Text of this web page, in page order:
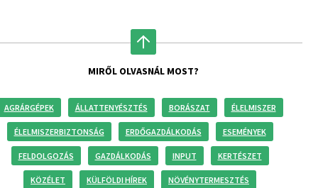
MIRŐL OLVASNÁL MOST?
AGRÁRGÉPEK ÁLLATTENYÉSZTÉS BORÁSZAT ÉLELMISZER
ÉLELMISZERBIZTONSÁG ERDŐGAZDÁLKODÁS ESEMÉNYEK
FELDOLGOZÁS GAZDÁLKODÁS INPUT KERTÉSZET
KÖZÉLET KÜLFÖLDI HÍREK NÖVÉNYTERMESZTÉS